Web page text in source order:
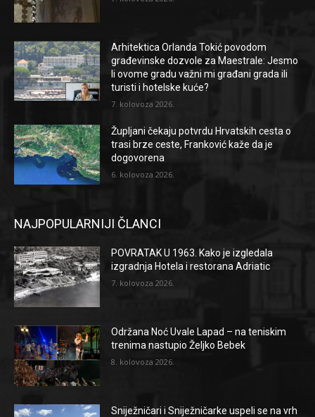
Arhitektica Orlanda Tokić povodom
građevinske dozvole za Maestrale: Jesmo
li ovome gradu važni mi građani grada ili
turisti i hotelske kuće?
7. kolovoza 2026.
Župljani čekaju potvrdu Hrvatskih cesta o
trasi brze ceste, Franković kaže da je
dogovorena
6. kolovoza 2026.
NAJPOPULARNIJI ČLANCI
POVRATAK U 1963. Kako je izgledala
izgradnja Hotela i restorana Adriatic
7. kolovoza 2026.
Održana Noć Uvale Lapad – na teniskim
trenima nastupio Željko Bebek
8. kolovoza 2026.
Sniježničari i Sniježničarke uspeli se na vrh